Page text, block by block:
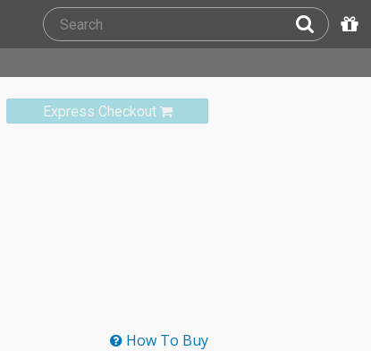
Express Checkout
How To Buy